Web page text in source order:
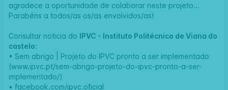
agradece a oportunidade de colaborar neste projeto...
Parabéns a todos/as os/as envolvidos/as!
Consultar noticia do IPVC - Instituto Politécnico de Viana do
castelo:
• Sem abrigo | Projeto do IPVC pronto a ser implementado
(www.ipvc.pt/sem-abrigo-projeto-do-ipvc-pronto-a-ser-
implementado/)
• facebook.com/ipvc.oficial